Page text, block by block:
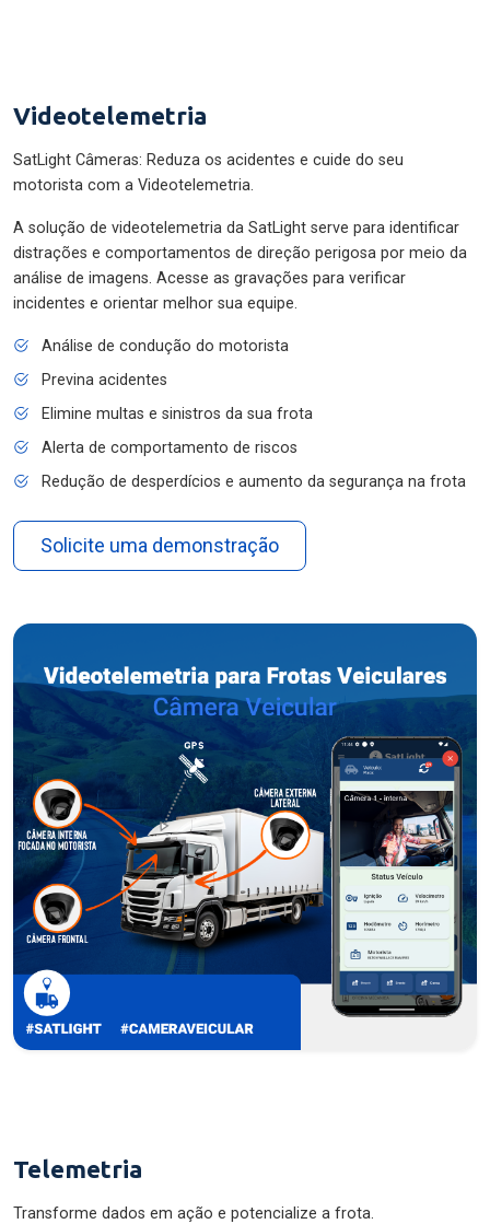
Videotelemetria
SatLight Câmeras: Reduza os acidentes e cuide do seu
motorista com a Videotelemetria.
A solução de videotelemetria da SatLight serve para identificar
distrações e comportamentos de direção perigosa por meio da
análise de imagens. Acesse as gravações para verificar
incidentes e orientar melhor sua equipe.
Análise de condução do motorista
Previna acidentes
Elimine multas e sinistros da sua frota
Alerta de comportamento de riscos
Redução de desperdícios e aumento da segurança na frota
Solicite uma demonstração
Telemetria
Transforme dados em ação e potencialize a frota.